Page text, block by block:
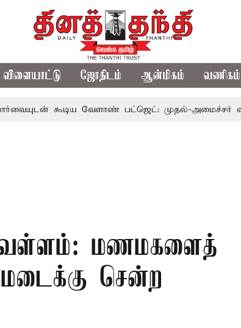
விளையாட்டு ஜோதிடம் ஆன்மிகம் வணிகம்
கூடிய வேளாண் பட்ஜெட்: முதல்-அமைச்சர் விஜய்
மணமகளைத்
சென்ற